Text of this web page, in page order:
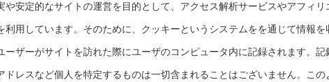
安定的なサイトの運営を目的として、アクセス解析サービスやアフィリ
用しています。そのために、クッキーというシステムをを通じて情報を
ザーがサイトを訪れた際にユーザのコンピュータ内に記録されます。記
レスなど個人を特定するものは一切含まれることはございません。この